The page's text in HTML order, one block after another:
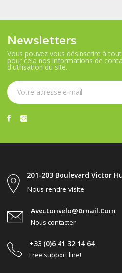
Newsletters
Vous pouvez vous désinscrire à
pour cela nos informations de
d'utilisation du site.
201-203 Boulevard Victor
Nous rendre visite
Avectonvelo@gmail.com
Nous contacter
+33 (0)6 41 32 14 64
Free support line!